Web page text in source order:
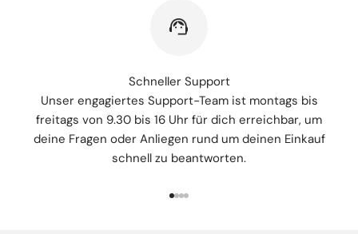
Schneller Support
Unser engagiertes Support-Team ist montags bis
freitags von 9.30 bis 16 Uhr für dich erreichbar, um
deine Fragen oder Anliegen rund um deinen Einkauf
schnell zu beantworten.